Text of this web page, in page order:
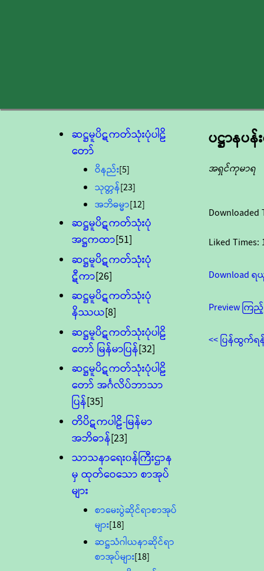
ဆဋ္ဌမူပိဋကတ်သုံးပုံပါဠိ
တော်
ဝိနည်း[5]
သုတ္တန်[23]
အဘိဓမ္မာ[12]
ဆဋ္ဌမူပိဋကတ်သုံးပုံ
အဋ္ဌကထာ[51]
ဆဋ္ဌမူပိဋကတ်သုံးပုံ
ဋီကာ[26]
ဆဋ္ဌမူပိဋကတ်သုံးပုံ
နိဿယ[8]
ဆဋ္ဌမူပိဋကတ်သုံးပုံပါဠိ
တော် မြန်မာပြန်[32]
ဆဋ္ဌမူပိဋကတ်သုံးပုံပါဠိ
တော် အင်္ဂလိပ်ဘာသာ
ပြန်[35]
တိပိဋကပါဠိ-မြန်မာ
အဘိဓာန်[23]
သာသနာရေး၀န်ကြီးဌာန
မှ ထုတ်ဝေသော စာအုပ်
များ
စာမေးပွဲဆိုင်ရာစာအုပ်
များ[18]
ဆဋ္ဌသံဂါယနာဆိုင်ရာ
စာအုပ်များ[18]
ပဋ္ဌာနပန်
အရှင်ကုမာရ
Downloaded
Liked Times:
Download
Preview ကြ
<< ပြန်ထွက်ရ